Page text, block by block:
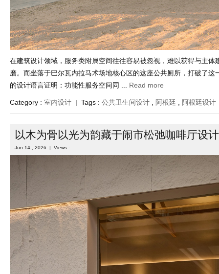
在建筑设计领域，服务类附属空间往往容易被忽视，难以获得与主体
磨。而坐落于巴尔瓦内拉马术场地核心区的这座公共厕所，打破了这
的设计语言证明：功能性服务空间同 ... Read more
Category : 室内设计 | Tags : 公共卫生间设计 , 阿根廷 , 阿根廷设计
以木为骨以光为韵藏于闹市松弛咖啡厅设计
Jun 14 , 2026 | Views :